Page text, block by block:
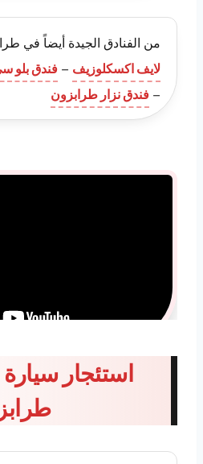
من الفنادق الجيدة أيضاً في
لايف اكسكلوزيف –فندق بلو
–فندق نزار طرابزون
استئجار